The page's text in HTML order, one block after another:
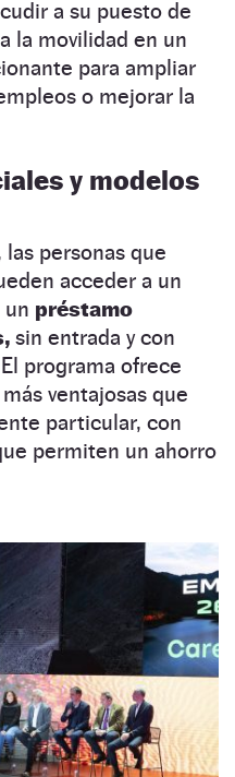
a su puesto de
la movilidad en un
para ampliar
o mejorar la
y modelos
las personas que
acceder a un
préstamo
sin entrada y con
programa ofrece
ventajosas que
particular, con
permiten un ahorro